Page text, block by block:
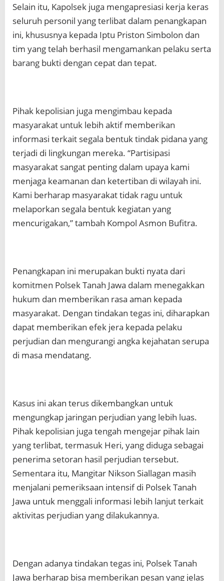
Selain itu, Kapolsek juga mengapresiasi kerja keras
seluruh personil yang terlibat dalam penangkapan
ini, khususnya kepada Iptu Priston Simbolon dan
tim yang telah berhasil mengamankan pelaku serta
barang bukti dengan cepat dan tepat.
Pihak kepolisian juga mengimbau kepada
masyarakat untuk lebih aktif memberikan
informasi terkait segala bentuk tindak pidana yang
terjadi di lingkungan mereka. “Partisipasi
masyarakat sangat penting dalam upaya kami
menjaga keamanan dan ketertiban di wilayah ini.
Kami berharap masyarakat tidak ragu untuk
melaporkan segala bentuk kegiatan yang
mencurigakan,” tambah Kompol Asmon Bufitra.
Penangkapan ini merupakan bukti nyata dari
komitmen Polsek Tanah Jawa dalam menegakkan
hukum dan memberikan rasa aman kepada
masyarakat. Dengan tindakan tegas ini, diharapkan
dapat memberikan efek jera kepada pelaku
perjudian dan mengurangi angka kejahatan serupa
di masa mendatang.
Kasus ini akan terus dikembangkan untuk
mengungkap jaringan perjudian yang lebih luas.
Pihak kepolisian juga tengah mengejar pihak lain
yang terlibat, termasuk Heri, yang diduga sebagai
penerima setoran hasil perjudian tersebut.
Sementara itu, Mangitar Nikson Siallagan masih
menjalani pemeriksaan intensif di Polsek Tanah
Jawa untuk menggali informasi lebih lanjut terkait
aktivitas perjudian yang dilakukannya.
Dengan adanya tindakan tegas ini, Polsek Tanah
Jawa berharap bisa memberikan pesan yang jelas